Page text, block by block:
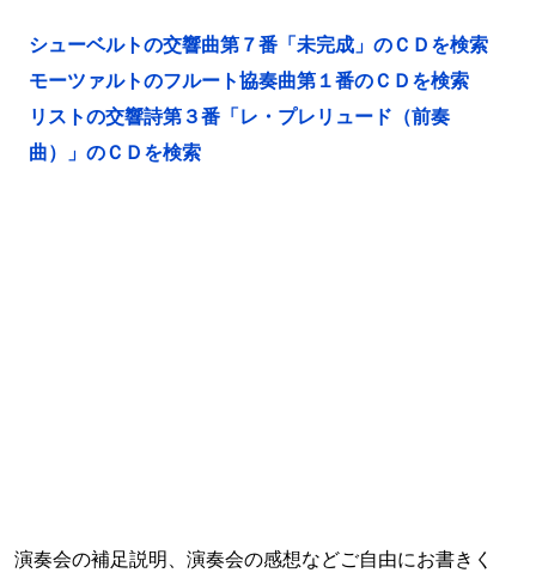
シューベルトの交響曲第７番「未完成」のＣＤを検索
モーツァルトのフルート協奏曲第１番のＣＤを検索
リストの交響詩第３番「レ・プレリュード（前奏
曲）」のＣＤを検索
演奏会の補足説明、演奏会の感想などご自由にお書きく